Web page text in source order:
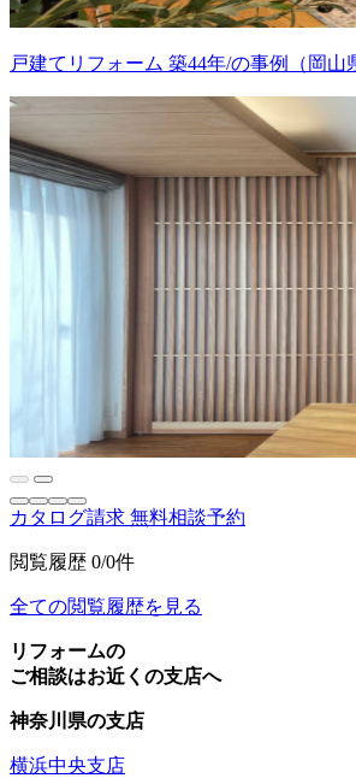
戸建てリフォーム 築44年/の事例（岡山
カタログ請求 無料相談予約
閲覧履歴 0/0件
全ての閲覧履歴を見る
リフォームの
ご相談はお近くの支店へ
神奈川県の支店
横浜中央支店